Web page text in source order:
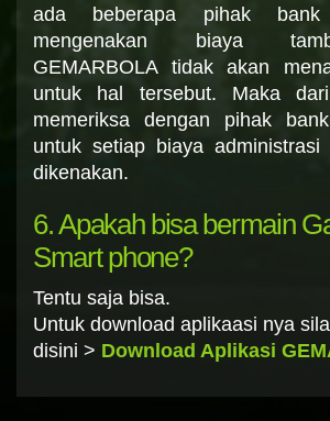
ada beberapa pihak
mengenakan biaya
GEMARBOLA tidak akan
untuk hal tersebut. Maka
memeriksa dengan pihak
untuk setiap biaya administrasi
dikenakan.
6. Apakah bisa bermain
Smart phone?
Tentu saja bisa.
Untuk download aplikaasi nya
disini > Download Aplikasi